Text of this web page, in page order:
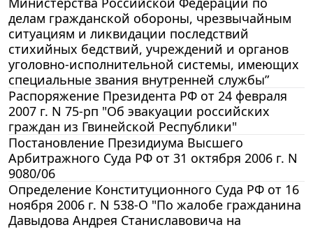
делам гражданской обороны, чрезвычайным
ситуациям и ликвидации последствий
стихийных бедствий, учреждений и органов
уголовно-исполнительной системы, имеющих
специальные звания внутренней службы”
Распоряжение Президента РФ от 24 февраля
2007 г. N 75-рп "Об эвакуации российских
граждан из Гвинейской Республики"
Постановление Президиума Высшего
Арбитражного Суда РФ от 31 октября 2006 г. N
9080/06
Определение Конституционного Суда РФ от 16
ноября 2006 г. N 538-О "По жалобе гражданина
Давыдова Андрея Станиславовича на